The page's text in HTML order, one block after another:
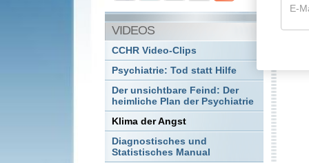
VIDEOS
CCHR Video-Clips
Psychiatrie: Tod statt Hilfe
Der unsichtbare Feind: Der
heimliche Plan der Psychiatrie
Klima der Angst
Diagnostisches und
Statistisches Manual